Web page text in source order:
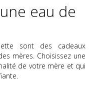
eau de
sont des cadeaux
mères. Choisissez une
de votre mère et qui